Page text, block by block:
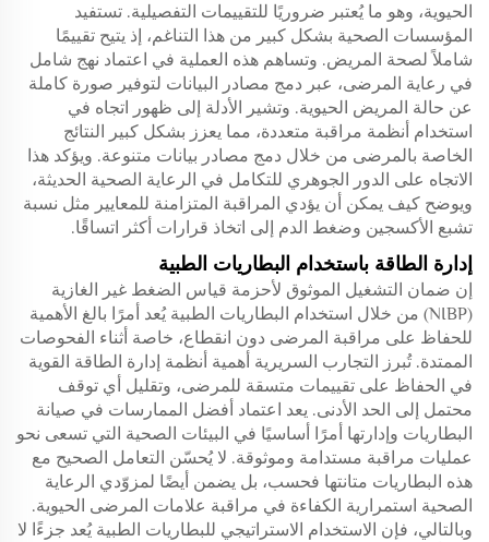
الحيوية، وهو ما يُعتبر ضروريًا للتقييمات التفصيلية. تستفيد
المؤسسات الصحية بشكل كبير من هذا التناغم، إذ يتيح تقييمًا
شاملاً لصحة المريض. وتساهم هذه العملية في اعتماد نهج شامل
في رعاية المرضى، عبر دمج مصادر البيانات لتوفير صورة كاملة
عن حالة المريض الحيوية. وتشير الأدلة إلى ظهور اتجاه في
استخدام أنظمة مراقبة متعددة، مما يعزز بشكل كبير النتائج
الخاصة بالمرضى من خلال دمج مصادر بيانات متنوعة. ويؤكد هذا
الاتجاه على الدور الجوهري للتكامل في الرعاية الصحية الحديثة،
ويوضح كيف يمكن أن يؤدي المراقبة المتزامنة للمعايير مثل نسبة
تشبع الأكسجين وضغط الدم إلى اتخاذ قرارات أكثر اتساقًا.
إدارة الطاقة باستخدام البطاريات الطبية
إن ضمان التشغيل الموثوق لأحزمة قياس الضغط غير الغازية
(NIBP) من خلال استخدام البطاريات الطبية يُعد أمرًا بالغ الأهمية
للحفاظ على مراقبة المرضى دون انقطاع، خاصة أثناء الفحوصات
الممتدة. تُبرز التجارب السريرية أهمية أنظمة إدارة الطاقة القوية
في الحفاظ على تقييمات متسقة للمرضى، وتقليل أي توقف
محتمل إلى الحد الأدنى. يعد اعتماد أفضل الممارسات في صيانة
البطاريات وإدارتها أمرًا أساسيًا في البيئات الصحية التي تسعى نحو
عمليات مراقبة مستدامة وموثوقة. لا يُحسّن التعامل الصحيح مع
هذه البطاريات متانتها فحسب، بل يضمن أيضًا لمزوّدي الرعاية
الصحية استمرارية الكفاءة في مراقبة علامات المرضى الحيوية.
وبالتالي، فإن الاستخدام الاستراتيجي للبطاريات الطبية يُعد جزءًا لا